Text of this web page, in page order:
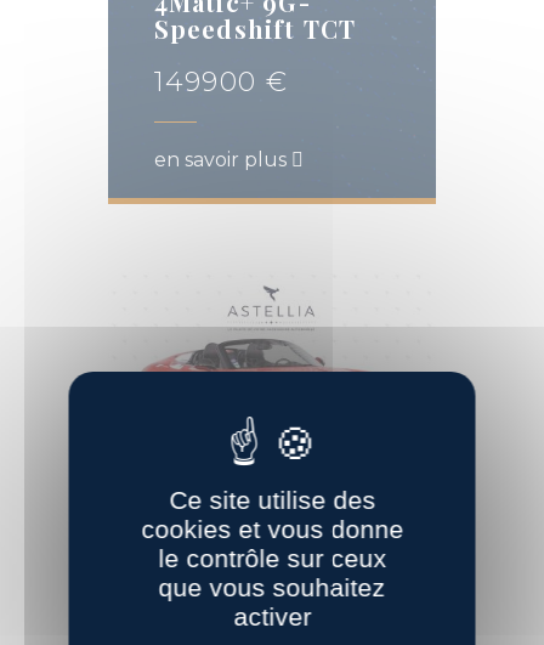
Speedshift TCT
149900 €
en savoir plus
Porsche 911
Speedster (991)
4.0 510ch
359900 €
Ce site utilise des
cookies et vous donne
le contrôle sur ceux
que vous souhaitez
activer